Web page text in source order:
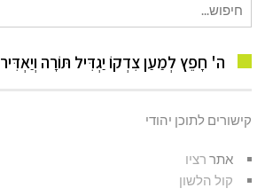
עבור:
ה' חָפֵץ לְמַעַן צִדְקוֹ יַגְדִּיל תּוֹרָה וְיַאְדִּיר
קישורים לתוכן יהודי
אתר רציו
קול הלשון